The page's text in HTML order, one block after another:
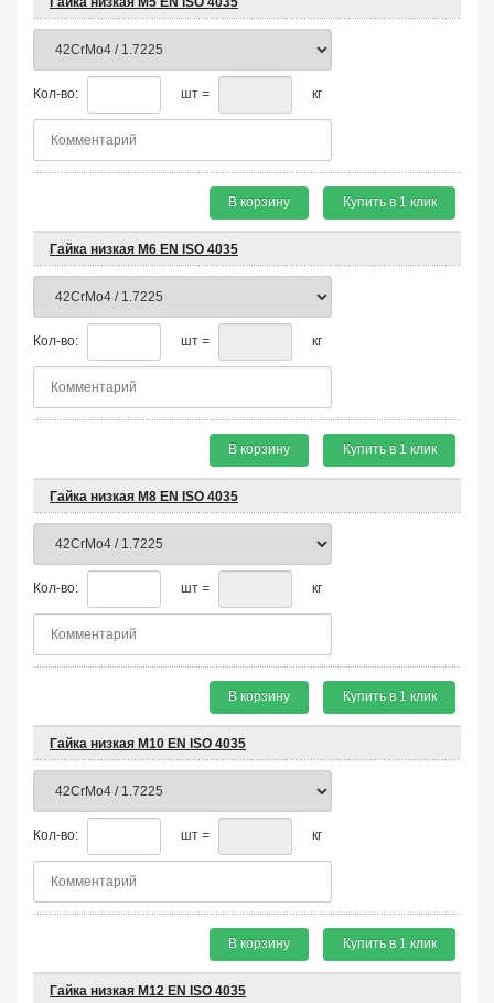
Кол-во: шт = кг
В корзину Купить в 1 клик
Гайка низкая М6 EN ISO 4035
Кол-во: шт = кг
В корзину Купить в 1 клик
Гайка низкая М8 EN ISO 4035
Кол-во: шт = кг
В корзину Купить в 1 клик
Гайка низкая М10 EN ISO 4035
Кол-во: шт = кг
В корзину Купить в 1 клик
Гайка низкая М12 EN ISO 4035